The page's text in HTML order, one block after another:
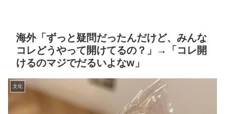
海外「ずっと疑問だったんだけど、みんな
コレどうやって開けてるの？」→「コレ開
けるのマジでだるいよなw」
文化